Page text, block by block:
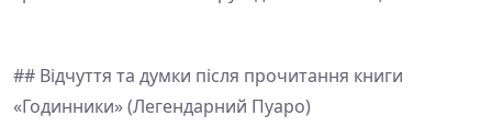
## Відчуття та думки після прочитання книги
«Годинники» (Легендарний Пуаро)